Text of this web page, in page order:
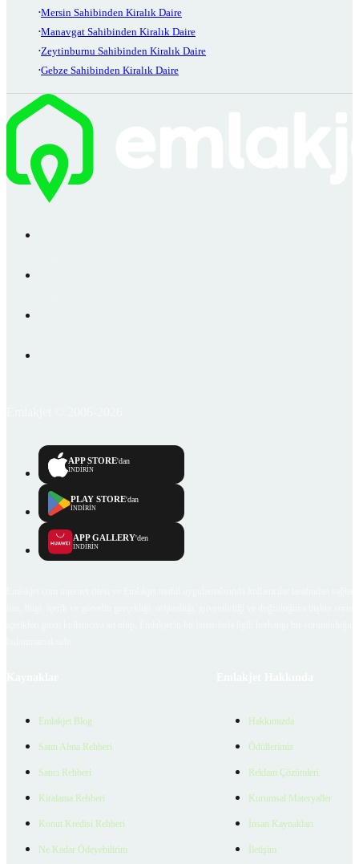
Mersin Sahibinden Kiralık Daire
Manavgat Sahibinden Kiralık Daire
Zeytinburnu Sahibinden Kiralık Daire
Gebze Sahibinden Kiralık Daire
APP STORE'dan
İNDİRİN
PLAY STORE'dan
İNDİRİN
APP GALLERY'den
İNDİRİN
Emlakjet Blog
Satın Alma Rehberi
Satıcı Rehberi
Kiralama Rehberi
Konut Kredisi Rehberi
Ne Kadar Ödeyebilirim
Hakkımızda
Ödüllerimiz
Reklam Çözümleri
Kurumsal Materyaller
İnsan Kaynakları
İletişim